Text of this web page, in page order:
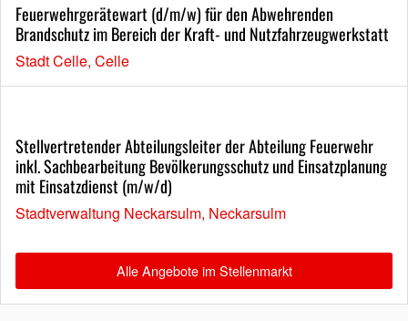
Feuerwehrgerätewart (d/m/w) für den Abwehrenden
Brandschutz im Bereich der Kraft- und Nutzfahrzeugwerkstatt
Stadt Celle, Celle
Stellvertretender Abteilungsleiter der Abteilung Feuerwehr
inkl. Sachbearbeitung Bevölkerungsschutz und Einsatzplanung
mit Einsatzdienst (m/w/d)
Stadtverwaltung Neckarsulm, Neckarsulm
Alle Angebote im Stellenmarkt